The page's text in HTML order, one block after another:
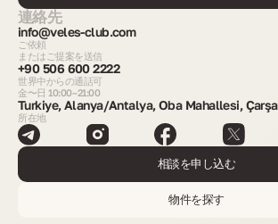
連絡先
info@veles-club.com
ご依頼
またはご提案を送信
+90 506 600 2222
世界中からの通話可
金〜日 10:00–21:00
Turkiye, Alanya/Antalya, Oba Mahallesi,
所在地
相談を申し込む
物件を探す